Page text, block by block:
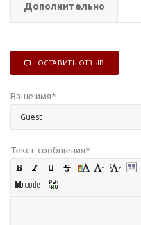
Дополнительно
ОСТАВИТЬ ОТЗЫВ
Ваше имя*
Текст сообщения*